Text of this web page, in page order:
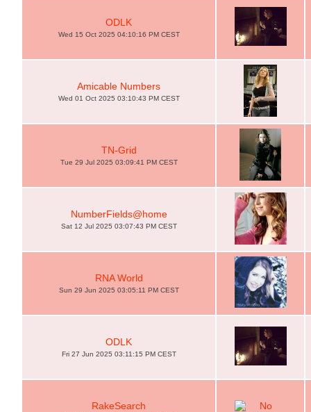
ODLK
Wed 15 Oct 2025 04:10:16 PM CEST
Amicable Numbers
Wed 01 Oct 2025 03:10:43 PM CEST
TN-Grid
Tue 29 Jul 2025 03:09:41 PM CEST
NumberFields@home
Sat 12 Jul 2025 03:07:43 PM CEST
RNA World
Sun 29 Jun 2025 03:05:11 PM CEST
ODLK
Fri 27 Jun 2025 03:11:15 PM CEST
RakeSearch